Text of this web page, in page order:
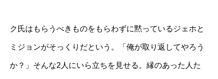
ク氏はもらうべきものをもらわずに黙っているジェホと
ミジョンがそっくりだという。「俺が取り返してやろう
か？」そんな2人にいら立ちを見せる。縁のあった人た